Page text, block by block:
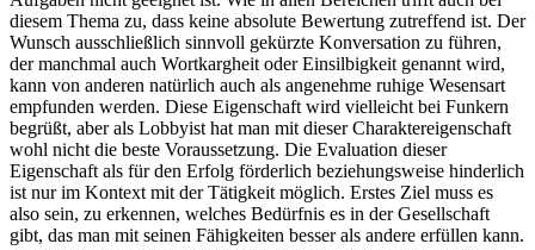
diesem Thema zu, dass keine absolute Bewertung zutreffend ist. Der
Wunsch ausschließlich sinnvoll gekürzte Konversation zu führen,
der manchmal auch Wortkargheit oder Einsilbigkeit genannt wird,
kann von anderen natürlich auch als angenehme ruhige Wesensart
empfunden werden. Diese Eigenschaft wird vielleicht bei Funkern
begrüßt, aber als Lobbyist hat man mit dieser Charaktereigenschaft
wohl nicht die beste Voraussetzung. Die Evaluation dieser
Eigenschaft als für den Erfolg förderlich beziehungsweise hinderlich
ist nur im Kontext mit der Tätigkeit möglich. Erstes Ziel muss es
also sein, zu erkennen, welches Bedürfnis es in der Gesellschaft
gibt, das man mit seinen Fähigkeiten besser als andere erfüllen kann.